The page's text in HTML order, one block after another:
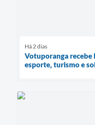
Há 2 dias
Votuporanga recebe
esporte, turismo e